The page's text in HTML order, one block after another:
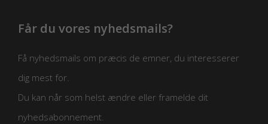
Får du vores nyhedsmails?
Få nyhedsmails om præcis de emner, du interesserer
dig mest for.
Du kan når som helst ændre eller framelde dit
nyhedsabonnement.